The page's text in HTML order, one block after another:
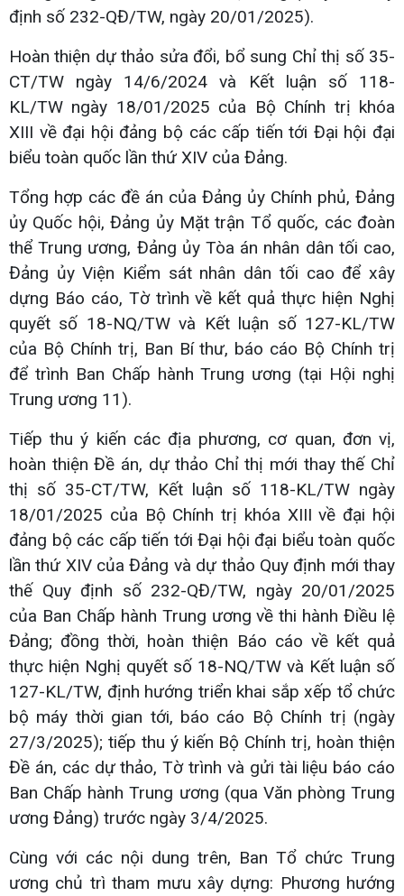
định số 232-QĐ/TW, ngày 20/01/2025).
Hoàn thiện dự thảo sửa đổi, bổ sung Chỉ thị số 35-
CT/TW ngày 14/6/2024 và Kết luận số 118-
KL/TW ngày 18/01/2025 của Bộ Chính trị khóa
XIII về đại hội đảng bộ các cấp tiến tới Đại hội đại
biểu toàn quốc lần thứ XIV của Đảng.
Tổng hợp các đề án của Đảng ủy Chính phủ, Đảng
ủy Quốc hội, Đảng ủy Mặt trận Tổ quốc, các đoàn
thể Trung ương, Đảng ủy Tòa án nhân dân tối cao,
Đảng ủy Viện Kiểm sát nhân dân tối cao để xây
dựng Báo cáo, Tờ trình về kết quả thực hiện Nghị
quyết số 18-NQ/TW và Kết luận số 127-KL/TW
của Bộ Chính trị, Ban Bí thư, báo cáo Bộ Chính trị
để trình Ban Chấp hành Trung ương (tại Hội nghị
Trung ương 11).
Tiếp thu ý kiến các địa phương, cơ quan, đơn vị,
hoàn thiện Đề án, dự thảo Chỉ thị mới thay thế Chỉ
thị số 35-CT/TW, Kết luận số 118-KL/TW ngày
18/01/2025 của Bộ Chính trị khóa XIII về đại hội
đảng bộ các cấp tiến tới Đại hội đại biểu toàn quốc
lần thứ XIV của Đảng và dự thảo Quy định mới thay
thế Quy định số 232-QĐ/TW, ngày 20/01/2025
của Ban Chấp hành Trung ương về thi hành Điều lệ
Đảng; đồng thời, hoàn thiện Báo cáo về kết quả
thực hiện Nghị quyết số 18-NQ/TW và Kết luận số
127-KL/TW, định hướng triển khai sắp xếp tổ chức
bộ máy thời gian tới, báo cáo Bộ Chính trị (ngày
27/3/2025); tiếp thu ý kiến Bộ Chính trị, hoàn thiện
Đề án, các dự thảo, Tờ trình và gửi tài liệu báo cáo
Ban Chấp hành Trung ương (qua Văn phòng Trung
ương Đảng) trước ngày 3/4/2025.
Cùng với các nội dung trên, Ban Tổ chức Trung
ương chủ trì tham mưu xây dựng: Phương hướng